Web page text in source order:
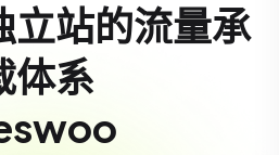
立站的流量承
体系